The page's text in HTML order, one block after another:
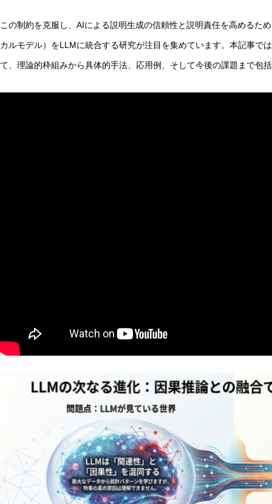
非意識的苦痛はどう測る?現象語彙に依存しないwelfare指
この制約を克服し、AIによる説明生成の信頼性と説明責任を高めるた
カルモデル）をLLMに統合する研究が注目を集めています。本記事で
て、理論的枠組みから具体的手法、応用例、そして今後の課題まで包